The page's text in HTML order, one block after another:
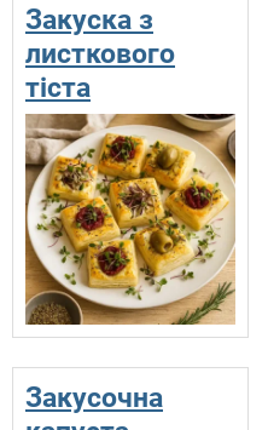
Закуска з
листкового
тіста
Закусочна